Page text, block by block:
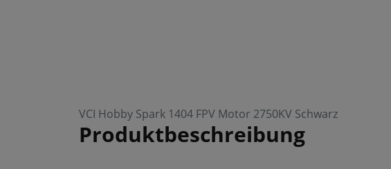
VCI Hobby Spark 1404 FPV Motor 2750KV Schwarz
Produktbeschreibung